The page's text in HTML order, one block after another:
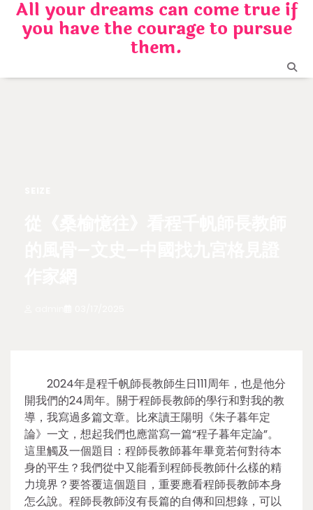
Skip
content
All your dreams can come true if
you have the courage to pursue
them.
2024年是程千帆師長教師生日111周年，也是他分
開我們的24周年。關于程師長教師的學行和對我的教
導，我寫過多篇文章。比來讀王陽明《朱子暮年定
論》一文，想起我們也應當寫一篇“程子暮年定論”。
這里觸及一個題目：程師長教師暮年畢竟若何對待本
身的平生？我們從中又能看到程師長教師什么樣的精
力境界？要答覆這個題目，重要應看程師長教師本身
怎么說。程師長教師沒有長篇的自傳和回想錄，可以